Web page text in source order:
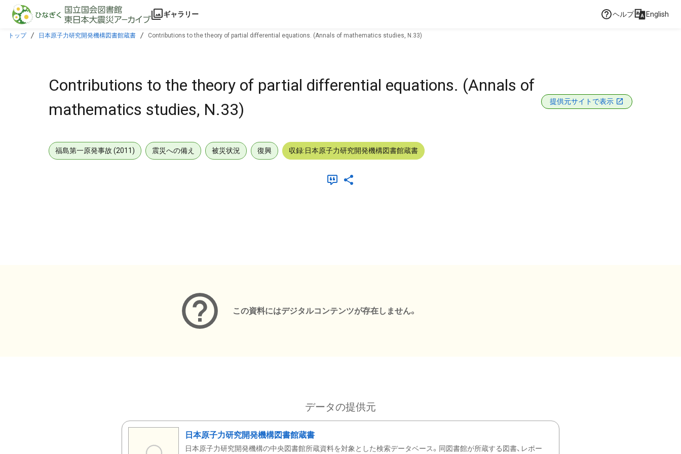
本文に飛ぶ
ギャラリー ヘルプ English
トップ 日本原子力研究開発機構図書館蔵書 Contributions to the theory of partial differential equations. (Annals of mathematics studies, N.33)
Contributions to the theory of partial differential equations. (Annals of
mathematics studies, N.33)
提供元サイトで表示
福島第一原発事故 (2011) 震災への備え 被災状況 復興 収録:日本原子力研究開発機構図書館蔵書
この資料にはデジタルコンテンツが存在しません。
データの提供元
日本原子力研究開発機構図書館蔵書
日本原子力研究開発機構の中央図書館所蔵資料を対象とした検索データベース。同図書館が所蔵する図書、レポー